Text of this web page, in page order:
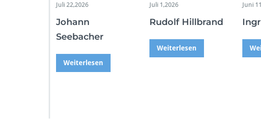
Juli 22,2026
Johann
Seebacher
Weiterlesen
Juli 1,2026
Rudolf Hillbrand
Weiterlesen
Juni